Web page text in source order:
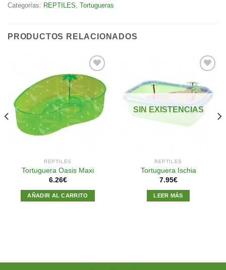
Categorías: REPTILES, Tortugueras
PRODUCTOS RELACIONADOS
Añadir
a la
lista de
deseos
REPTILES
Tortuguera Oasis Maxi
6.26€
AÑADIR AL CARRITO
a la
lista de
SIN EXISTENCIAS
REPTILES
Tortuguera Ischia
7.95€
LEER MÁS